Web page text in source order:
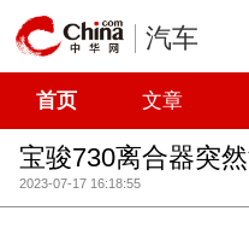
汽车
首页 文章
宝骏730离合器突
2023-07-17 16:18:55